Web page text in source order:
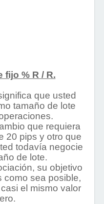
fijo % R / R.
que usted
tamaño de lote
que requiera
20 pips y otro que
todavía negocie
de lote.
su objetivo
como sea posible,
el mismo valor